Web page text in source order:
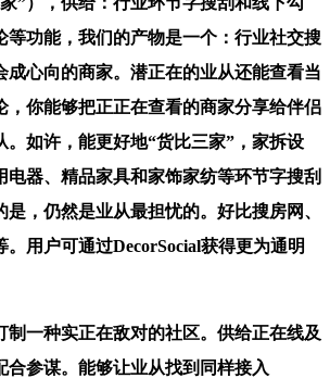
等功能，我们的产物是一个：行业社交搜
成心向的商家。潜正在的业从还能查看当
，你能够把正正在查看的商家分享给伴侣
。如许，能更好地“货比三家”，家拆设
电器、精品家具和家饰家纺等环节字搜刮
，仍然是业从最担忧的。好比搜房网、
用户可通过DecorSocial获得更为通明
一种实正在敌对的社区。供给正在线及
合参谋。能够让业从找到同样接入